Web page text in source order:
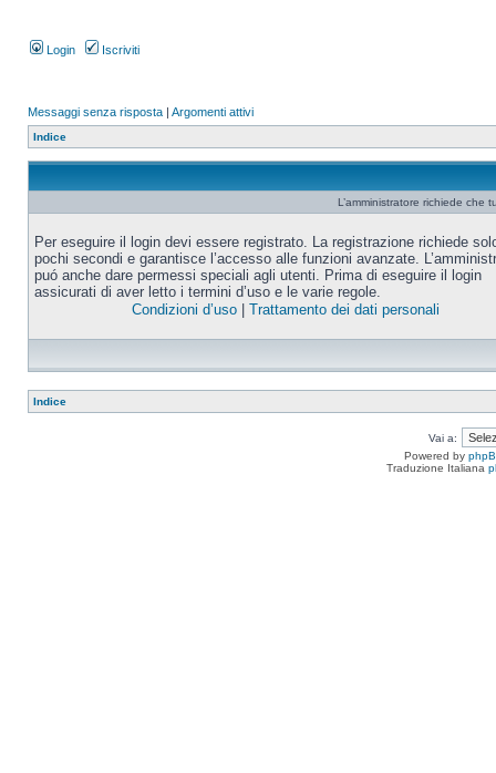
Login Iscriviti
Messaggi senza risposta | Argomenti attivi
Indice
L’amministratore richiede che
Per eseguire il login devi essere registrato. La registrazione richiede
pochi secondi e garantisce l’accesso alle funzioni avanzate.
puó anche dare permessi speciali agli utenti. Prima di eseguire il login
assicurati di aver letto i termini d’uso e le varie regole.
Condizioni d’uso| Trattamento dei dati personali
Indice
Vai a:
Powered by
Traduzione Italiana